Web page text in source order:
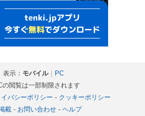
表示： モバイル｜ PC
閲覧は一部制限されます
バシーポリシー - クッキーポリシー
載- お問い合わせ- ヘルプ